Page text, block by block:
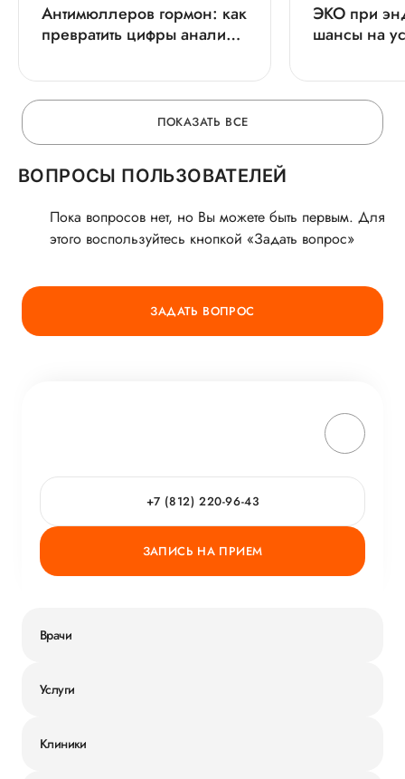
Антимюллеров гормон: как
превратить цифры анализа
ЭКО при
шансы на
ПОКАЗАТЬ ВСЕ
ВОПРОСЫ ПОЛЬЗОВАТЕЛЕЙ
Пока вопросов нет, но Вы можете быть первым. Для
этого воспользуйтесь кнопкой «Задать вопрос»
ЗАДАТЬ ВОПРОС
+7 (812) 220-96-43
ЗАПИСЬ НА ПРИЕМ
Врачи
Услуги
Клиники